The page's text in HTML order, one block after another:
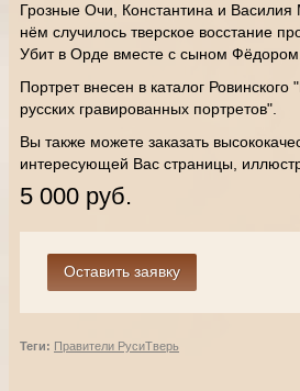
Грозные Очи, Константина и
нём случилось тверское восстание
Убит в Орде вместе с сыном Фёдором.
Портрет внесен в каталог
русских гравированных портретов".
Вы также можете заказать
интересующей Вас страницы,
5 000 руб.
Теги: Правители РусиТверь